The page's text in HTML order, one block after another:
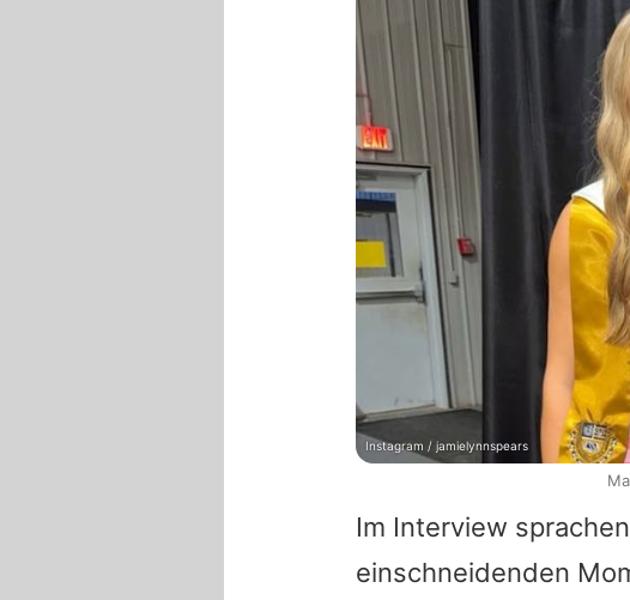
Im Interview
einschneidenden
Instagram / jamielynnspears